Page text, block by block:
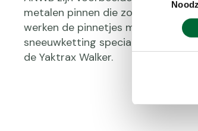
metalen pinnen die zorgen voor
werken de pinnetjes minder goed
sneeuwketting speciaal voor je
de Yaktrax Walker.